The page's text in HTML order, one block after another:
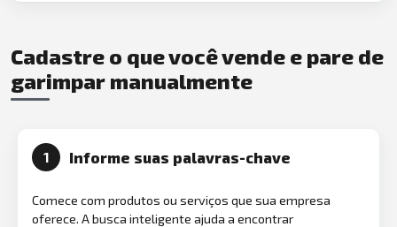
Cadastre o que você vende e pare de
garimpar manualmente
1 Informe suas palavras-chave
Comece com produtos ou serviços que sua empresa
oferece. A busca inteligente ajuda a encontrar